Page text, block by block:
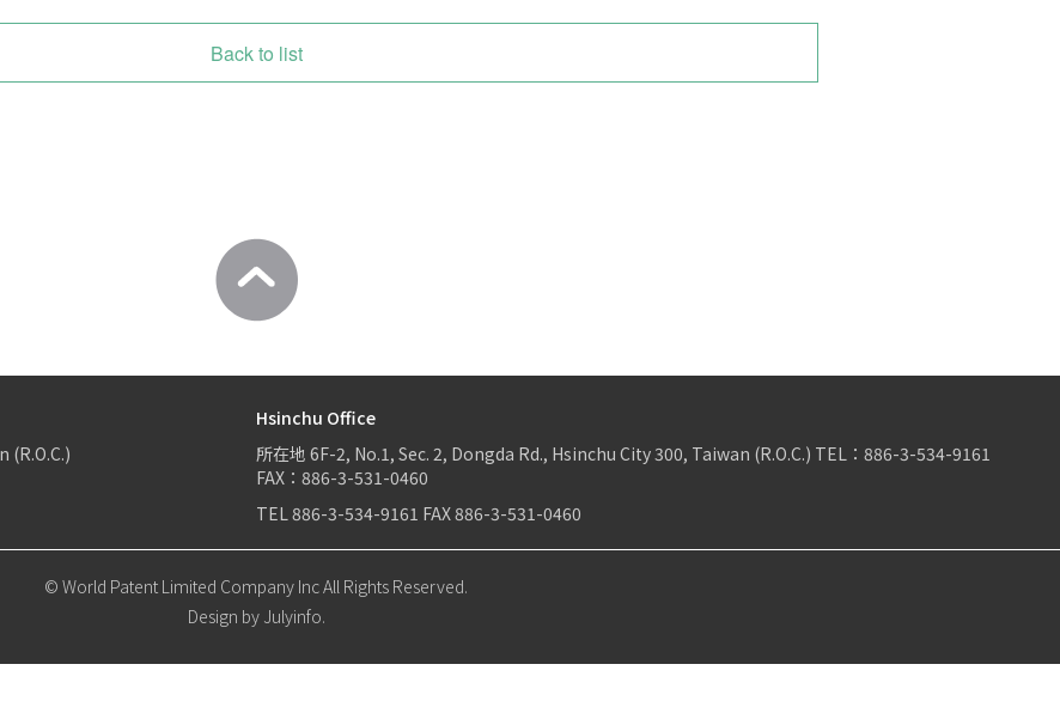
Back to list
(R.O.C.)
Hsinchu Office
所在地 6F-2, No.1, Sec. 2, Dongda Rd., Hsinchu City 300, Taiwan (R.O.C.) TEL： 886-3-534-9161
FAX：886-3-531-0460
TEL886-3-534-9161 FAX886-3-531-0460
© World Patent Limited Company Inc All Rights Reserved.
Design by Julyinfo.